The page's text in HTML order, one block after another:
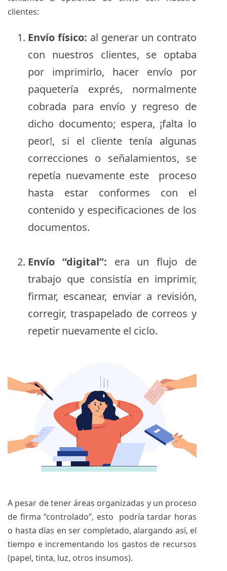
clientes:
Envío físico: al generar un contrato
con nuestros clientes, se optaba
por imprimirlo, hacer envío por
paquetería exprés, normalmente
cobrada para envío y regreso de
dicho documento; espera, ¡falta lo
peor!, si el cliente tenía algunas
correcciones o señalamientos, se
repetía nuevamente este proceso
hasta estar conformes con el
contenido y especificaciones de los
documentos.
Envío “digital”: era un flujo de
trabajo que consistía en imprimir,
firmar, escanear, enviar a revisión,
corregir, traspapelado de correos y
repetir nuevamente el ciclo.
A pesar de tener áreas organizadas y un proceso
de firma “controlado”, esto podría tardar horas
o hasta días en ser completado, alargando así, el
tiempo e incrementando los gastos de recursos
(papel, tinta, luz, otros insumos).